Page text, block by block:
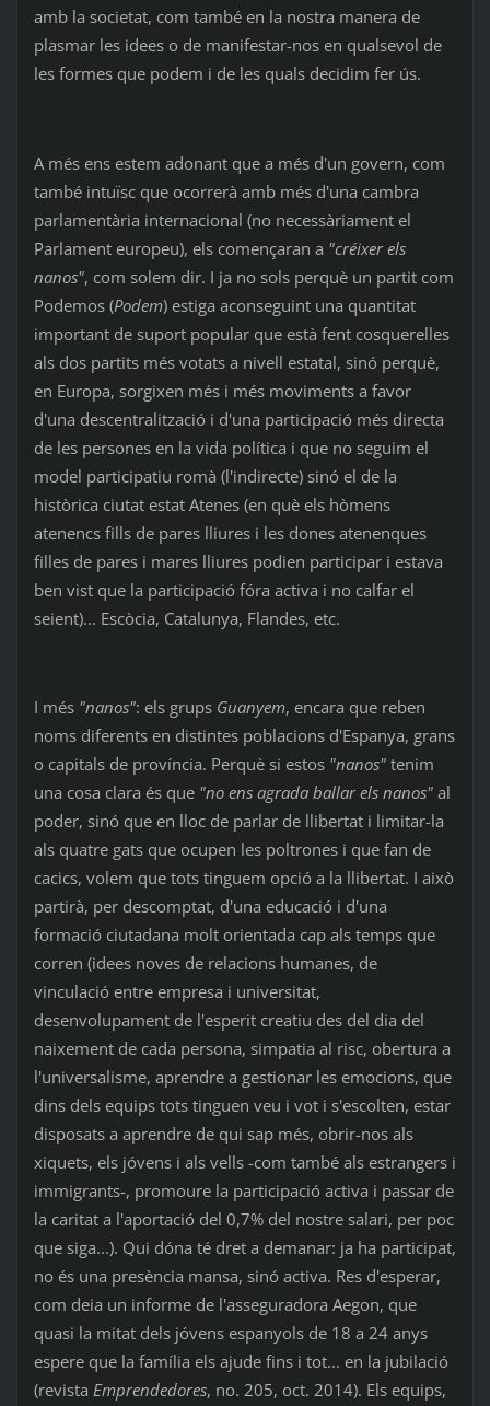
amb la societat, com també en la nostra manera de
plasmar les idees o de manifestar-nos en qualsevol de
les formes que podem i de les quals decidim fer ús.
A més ens estem adonant que a més d'un govern, com
també intuïsc que ocorrerà amb més d'una cambra
parlamentària internacional (no necessàriament el
Parlament europeu), els començaran a "créixer els
nanos", com solem dir. I ja no sols perquè un partit com
Podemos (Podem) estiga aconseguint una quantitat
important de suport popular que està fent cosquerelles
als dos partits més votats a nivell estatal, sinó perquè,
en Europa, sorgixen més i més moviments a favor
d'una descentralització i d'una participació més directa
de les persones en la vida política i que no seguim el
model participatiu romà (l'indirecte) sinó el de la
històrica ciutat estat Atenes (en què els hòmens
atenencs fills de pares lliures i les dones atenenques
filles de pares i mares lliures podien participar i estava
ben vist que la participació fóra activa i no calfar el
seient)... Escòcia, Catalunya, Flandes, etc.
I més "nanos": els grups Guanyem, encara que reben
noms diferents en distintes poblacions d'Espanya, grans
o capitals de província. Perquè si estos "nanos" tenim
una cosa clara és que "no ens agrada ballar els nanos" al
poder, sinó que en lloc de parlar de llibertat i limitar-la
als quatre gats que ocupen les poltrones i que fan de
cacics, volem que tots tinguem opció a la llibertat. I això
partirà, per descomptat, d'una educació i d'una
formació ciutadana molt orientada cap als temps que
corren (idees noves de relacions humanes, de
vinculació entre empresa i universitat,
desenvolupament de l'esperit creatiu des del dia del
naixement de cada persona, simpatia al risc, obertura a
l'universalisme, aprendre a gestionar les emocions, que
dins dels equips tots tinguen veu i vot i s'escolten, estar
disposats a aprendre de qui sap més, obrir-nos als
xiquets, els jóvens i als vells -com també als estrangers i
immigrants-, promoure la participació activa i passar de
la caritat a l'aportació del 0,7% del nostre salari, per poc
que siga...). Qui dóna té dret a demanar: ja ha participat,
no és una presència mansa, sinó activa. Res d'esperar,
com deia un informe de l'asseguradora Aegon, que
quasi la mitat dels jóvens espanyols de 18 a 24 anys
espere que la família els ajude fins i tot... en la jubilació
(revista Emprendedores, no. 205, oct. 2014). Els equips,